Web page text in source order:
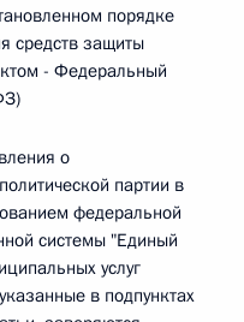
порядке
средств защиты
- Федеральный
о
партии в
федеральной
системы "Единый
услуг
в подпунктах